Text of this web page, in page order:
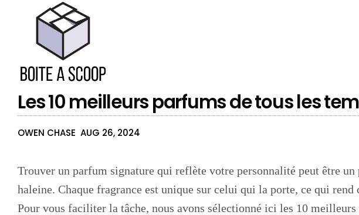
Les 10 meilleurs parfums de tous les
OWEN CHASE AUG 26, 2024
Trouver un parfum signature qui reflète votre personnalité peut être un
haleine. Chaque fragrance est unique sur celui qui la porte, ce qui rend
Pour vous faciliter la tâche, nous avons sélectionné ici les 10 meilleurs